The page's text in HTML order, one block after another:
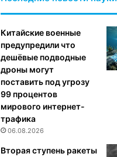
Китайские военные
предупредили что
дешёвые подводные
дроны могут
поставить под угрозу
99 процентов
мирового интернет-
трафика
06.08.2026
Вторая ступень ракеты